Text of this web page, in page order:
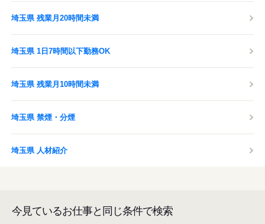
埼玉県 残業月20時間未満
埼玉県 1日7時間以下勤務OK
埼玉県 残業月10時間未満
埼玉県 禁煙・分煙
埼玉県 人材紹介
今見ているお仕事と同じ条件で検索